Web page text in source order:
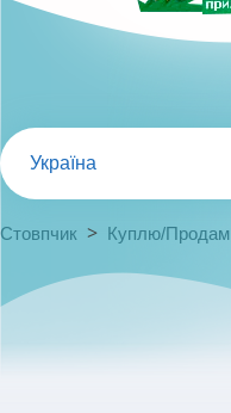
Україна
Стовпчик > Куплю/Продам